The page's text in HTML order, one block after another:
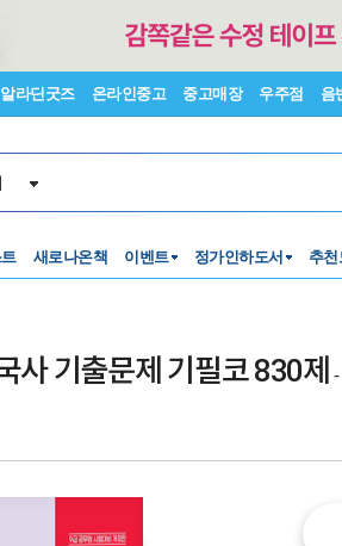
알라딘굿즈 온라인중고 중고매장 우주점 음
새로나온책 이벤트 정가인하도서 추천
사 기출문제 기필코 830제